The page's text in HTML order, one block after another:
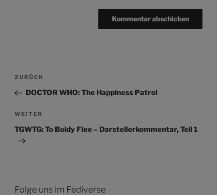
Beitragsnavigation
Vorheriger
Beitrag
ZURÜCK
DOCTOR WHO: The Happiness Patrol
Nächster
Beitrag
WEITER
TGWTG: To Boldy Flee – Darstellerkommentar, Teil 1
Folge uns im Fediverse